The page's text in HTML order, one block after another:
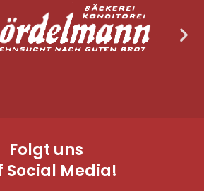
Folgt uns
Social Media!